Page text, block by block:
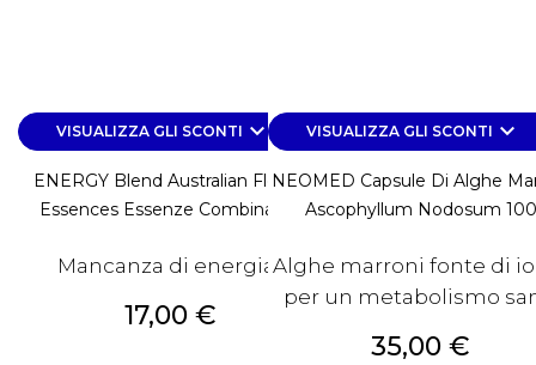
VISUALIZZA GLI SCONTI keyboard_arrow_down
ENERGY Blend Australian Flower
Essences Essenze Combinate...
Mancanza di energia?
Prezzo
17,00 €
VISUALIZZA GLI SCONTI keyboard_arrow_down
NEOMED Capsule Di Alghe
Ascophyllum Nodosum 100
Alghe marroni fonte di
per un metabolismo
Prezzo
35,00 €